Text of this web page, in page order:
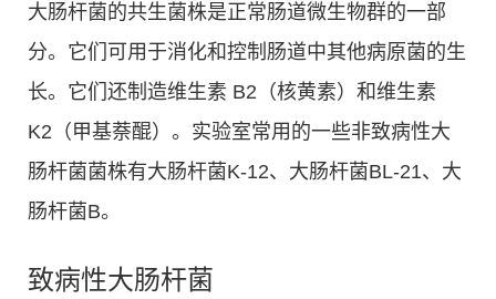
大肠杆菌的共生菌株是正常肠道微生物群的一部
分。它们可用于消化和控制肠道中其他病原菌的生
长。它们还制造维生素 B2（核黄素）和维生素
K2（甲基萘醌）。实验室常用的一些非致病性大
肠杆菌菌株有大肠杆菌K-12、大肠杆菌BL-21、大
肠杆菌B。
致病性大肠杆菌